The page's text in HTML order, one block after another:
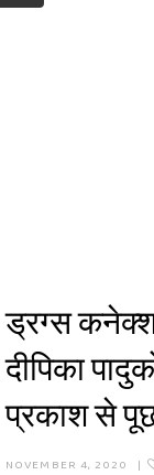
ड्रग्स
दीपिका
प्रकाश से
NOVEMBER 4, 2020 |